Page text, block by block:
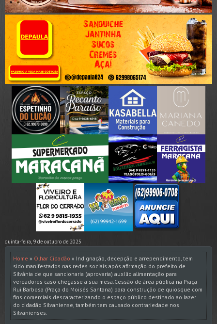
quinta-feira, 9 de outubro de 2025
Home » Olhar Cidadão » Indignação, decepção e arrependimento, tem
sido manifestados nas redes sociais após afirmação do prefeito de
Silvânia de que sancionaria (aprovaria) auxílio alimentação para
vereadores caso chegasse a sua mesa.Cessão de área pública na Praça
Rui Barbosa (Praça do Moisés Santana) para construção de quiosque com
fins comerciais descaracterizando o espaço público destinado ao lazer
do cidadão Silvaniense, também tem causado contrariedade nos
Silvanienses.